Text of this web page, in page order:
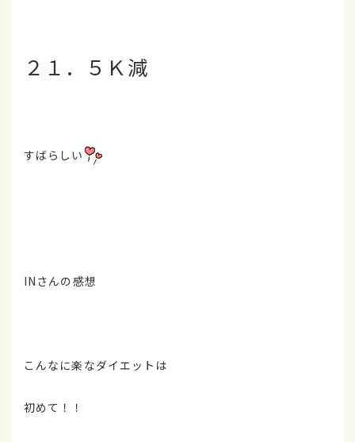
２１．５Ｋ減
すばらしい
INさんの感想
こんなに楽なダイエットは
初めて！！